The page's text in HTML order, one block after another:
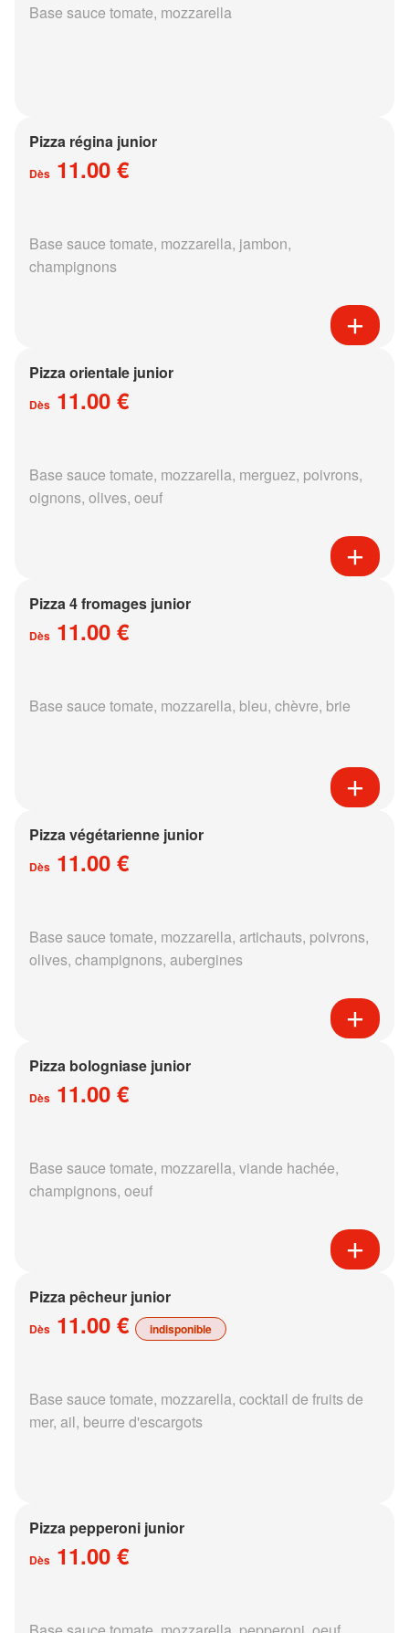
Base sauce tomate, mozzarella
Pizza régina junior
Dès 11.00 €
Base sauce tomate, mozzarella, jambon,
champignons
Pizza orientale junior
Dès 11.00 €
Base sauce tomate, mozzarella, merguez, poivrons,
oignons, olives, oeuf
Pizza 4 fromages junior
Dès 11.00 €
Base sauce tomate, mozzarella, bleu, chèvre, brie
Pizza végétarienne junior
Dès 11.00 €
Base sauce tomate, mozzarella, artichauts, poivrons,
olives, champignons, aubergines
Pizza bologniase junior
Dès 11.00 €
Base sauce tomate, mozzarella, viande hachée,
champignons, oeuf
Pizza pêcheur junior
Dès 11.00 € indisponible
Base sauce tomate, mozzarella, cocktail de fruits de
mer, ail, beurre d'escargots
Pizza pepperoni junior
Dès 11.00 €